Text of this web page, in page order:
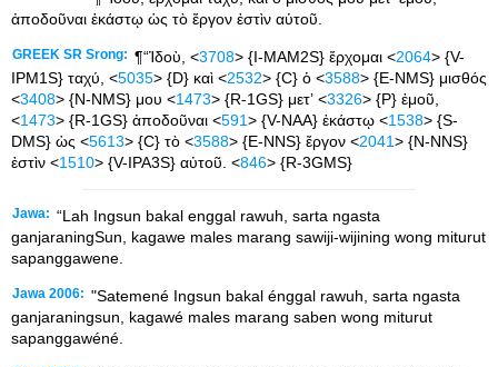
ἀποδοῦναι ἑκάστῳ ὡς τὸ ἔργον ἐστὶν αὐτοῦ.
GREEK SR Srong: ¶“Ἰδοὺ, <3708> {I-MAM2S} ἔρχομαι <2064> {V-
IPM1S} ταχύ, <5035> {D} καὶ <2532> {C} ὁ <3588> {E-NMS} μισθός
<3408> {N-NMS} μου <1473> {R-1GS} μετʼ <3326> {P} ἐμοῦ,
<1473> {R-1GS} ἀποδοῦναι <591> {V-NAA} ἑκάστῳ <1538> {S-
DMS} ὡς <5613> {C} τὸ <3588> {E-NNS} ἔργον <2041> {N-NNS}
ἐστὶν <1510> {V-IPA3S} αὐτοῦ. <846> {R-3GMS}
Jawa: “Lah Ingsun bakal enggal rawuh, sarta ngasta
ganjaraningSun, kagawe males marang sawiji-wijining wong miturut
sapanggawene.
Jawa 2006: "Satemené Ingsun bakal énggal rawuh, sarta ngasta
ganjaraningsun, kagawé males marang saben wong miturut
sapanggawéné.